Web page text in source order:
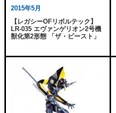
2015年5月
【レガシーOFリボルテック】
LR-035 エヴァンゲリオン2号機
獣化第2形態 「ザ・ビースト」